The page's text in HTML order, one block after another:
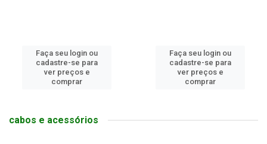
Faça seu login ou
cadastre-se para
ver preços e
comprar
Faça seu login ou
cadastre-se para
ver preços e
comprar
cabos e acessórios